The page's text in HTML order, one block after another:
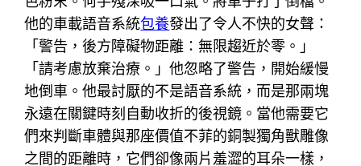
他的車載語音系統包養發出了令人不快的女聲：
「警告，後方障礙物距離：無限趨近於零。」
「請考慮放棄治療。」他忽略了警告，開始緩慢
地倒車。他最討厭的不是語音系統，而是那兩塊
永遠在關鍵時刻自動收折的後視鏡。當他需要它
們來判斷車體與那座價值不菲的銅製獨角獸雕像
之間的距離時，它們卻像兩片羞澀的耳朵一樣，